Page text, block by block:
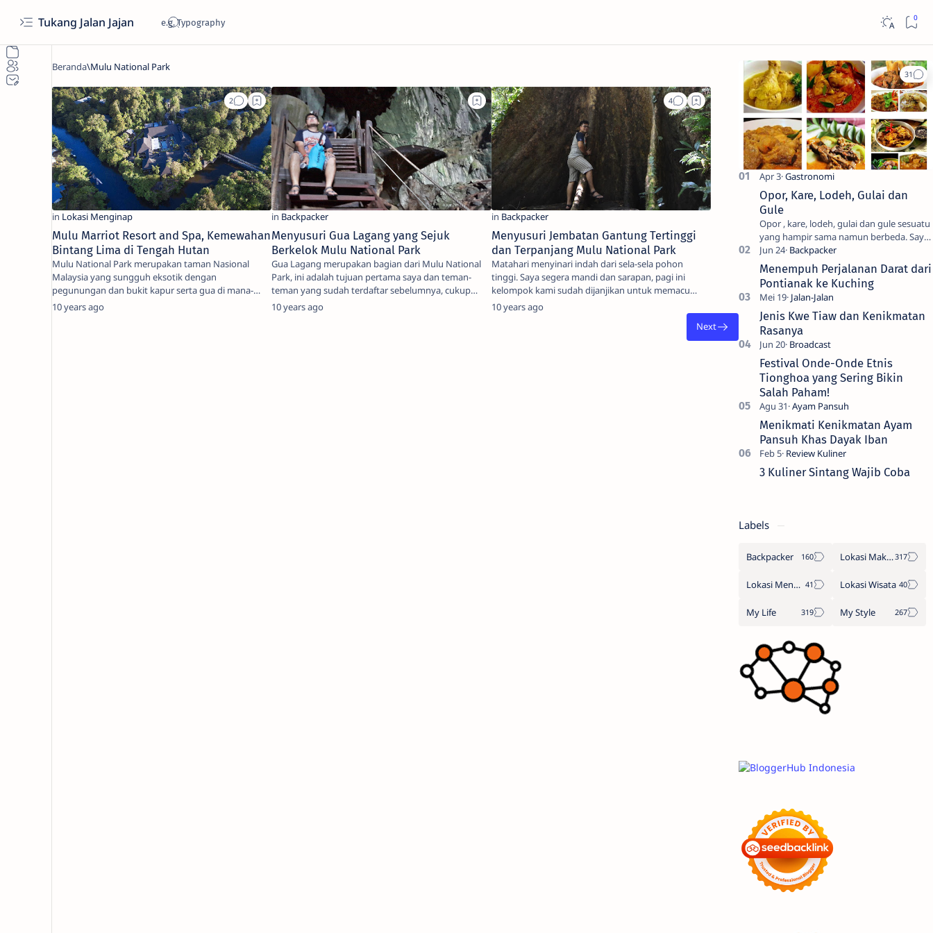
Tukang Jalan Jajan
Mulu Marriot Resort and Spa, Kemewahan
Bintang Lima di Tengah Hutan
Mulu National Park merupakan taman Nasional
Malaysia yang sungguh eksotik dengan
pegunungan dan bukit kapur serta gua di mana-
mana. Taman Nasional …
10 years ago
Menyusuri Gua Lagang yang Sejuk
Berkelok Mulu National Park
Gua Lagang merupakan bagian dari Mulu National
Park, ini adalah tujuan pertama saya dan teman-
teman yang sudah terdaftar sebelumnya, cukup
membayar…
10 years ago
Menyusuri Jembatan Gantung Tertinggi
dan Terpanjang Mulu National Park
Matahari menyinari indah dari sela-sela pohon
tinggi. Saya segera mandi dan sarapan, pagi ini
kelompok kami sudah dijanjikan untuk memacu
adrenalin…
10 years ago
Opor, Kare, Lodeh, Gulai dan
Gule
Opor , kare, lodeh, gulai dan gule sesuatu
yang hampir sama namun berbeda. Saya
sendiri kesulitan untuk membedakanya.
Mencari tahu ada…
Menempuh Perjalanan Darat dari
Pontianak ke Kuching
Jenis Kwe Tiaw dan Kenikmatan
Rasanya
Festival Onde-Onde Etnis
Tionghoa yang Sering Bikin
Salah Paham!
Menikmati Kenikmatan Ayam
Pansuh Khas Dayak Iban
3 Kuliner Sintang Wajib Coba
Labels
Backpacker Lokasi Makan
Lokasi Menginap Lokasi Wisata
My Life My Style